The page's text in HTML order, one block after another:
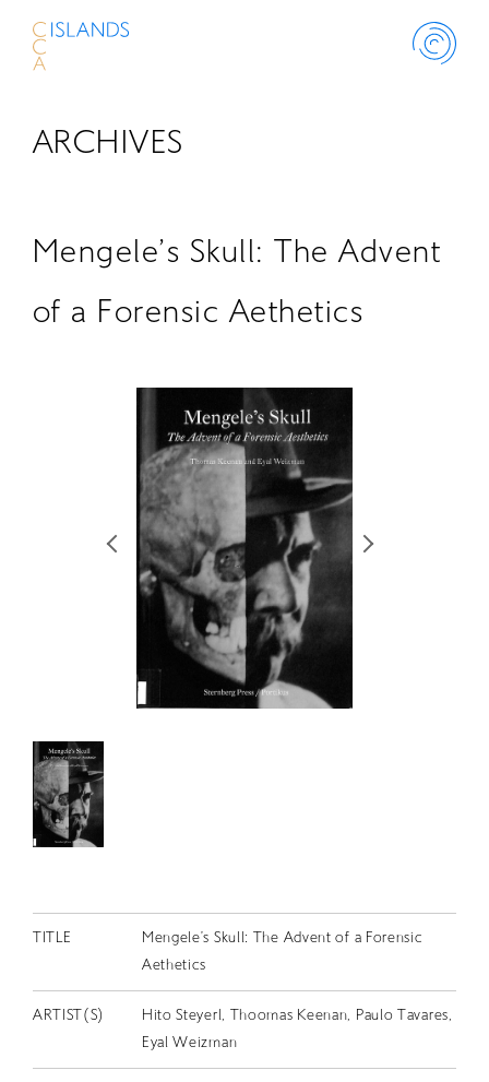
ABOUT
SCHOLARSHIP
コンサート
スカラシップ受賞者
CONTACT
ARCHIVES
Mengele’s Skull: The Advent
of a Forensic Aethetics
TITLE
Mengele’s Skull: The Advent of a Forensic
Aethetics
ARTIST(S)
Hito Steyerl, Thoomas Keenan, Paulo Tavares,
Eyal Weizman